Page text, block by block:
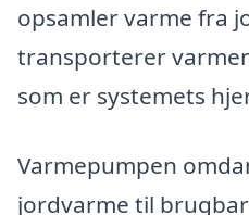
opsamler varme fra
transporterer
som er systemets
Varmepumpen
jordvarme til